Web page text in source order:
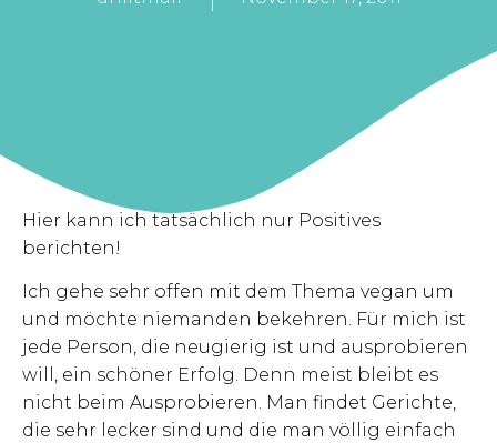
Hier kann ich tatsächlich nur Positives
berichten!
Ich gehe sehr offen mit dem Thema vegan um
und möchte niemanden bekehren. Für mich ist
jede Person, die neugierig ist und ausprobieren
will, ein schöner Erfolg. Denn meist bleibt es
nicht beim Ausprobieren. Man findet Gerichte,
die sehr lecker sind und die man völlig einfach